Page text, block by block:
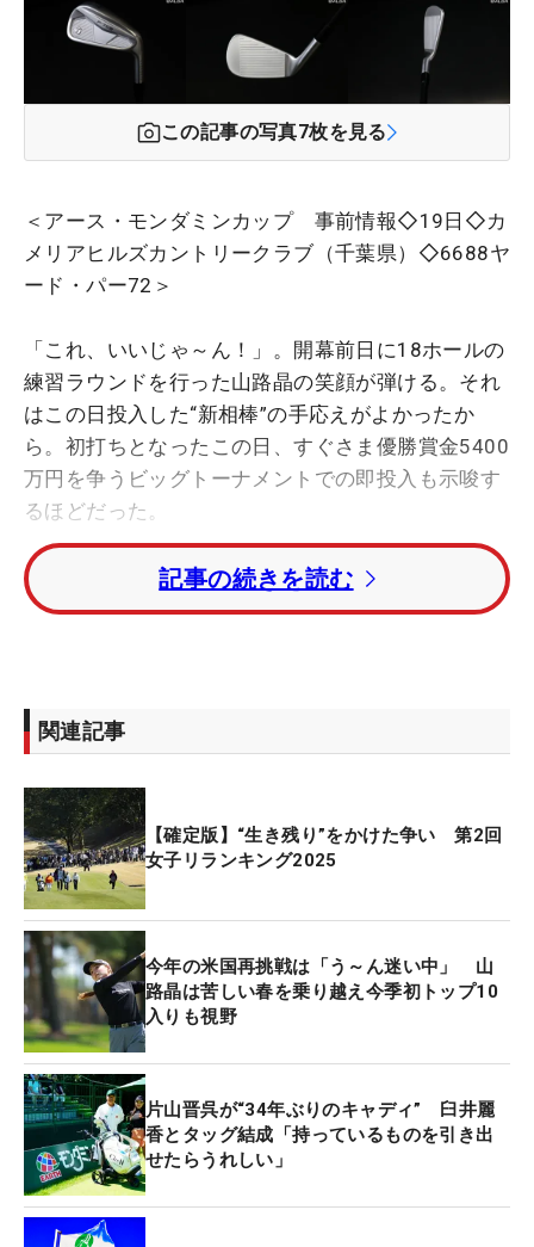
この記事の写真7枚を見る
＜アース・モンダミンカップ 事前情報◇19日◇カ
メリアヒルズカントリークラブ（千葉県）◇6688ヤ
ード・パー72＞
「これ、いいじゃ～ん！」。開幕前日に18ホールの
練習ラウンドを行った山路晶の笑顔が弾ける。それ
はこの日投入した“新相棒”の手応えがよかったか
ら。初打ちとなったこの日、すぐさま優勝賞金5400
万円を争うビッグトーナメントでの即投入も示唆す
るほどだった。
その相棒とは、テーラーメイド社の未発表新作アイ
アン『P7CB』。詳細については会場にいるツアー担
るとすぐにその性能のよさを感じ取ることができ
た。
「すごくよかった。ちょっと楽に球が上がるし、飛
んでる気もしました」。ラウンド後には、少し休憩
を挟んでから打撃練習場で“おかわり”。計測データ
を見るとラウンド中の感覚は間違いではなく、実際
にアイアンの飛距離が「5ヤード」アップしている
ことも確認できた。
アイアン選択の基準については「前は顔重視だった
けど、今は打感と球が上がるかどうか（が大事）。
そこがよかったですね」とも話す。そこは“合格”。
話を聞いた時は、あとは感覚を合わせ、すぐに投入
するかを決める段階に入っていた。
賞金総額3億円は、選手にとって大きなモチベーシ
記事の続きを読む
関連記事
【確定版】“生き残り”をかけた争い 第2回
女子リランキング2025
今年の米国再挑戦は「う～ん迷い中」 山
路晶は苦しい春を乗り越え今季初トップ10
入りも視野
片山晋呉が“34年ぶりのキャディ” 臼井麗
香とタッグ結成「持っているものを引き出
せたらうれしい」